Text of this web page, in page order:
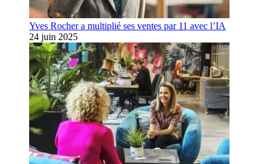
Yves Rocher a multiplié ses ventes par 11 avec l’IA
24 juin 2025